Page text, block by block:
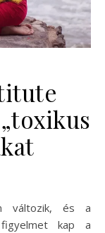
kap a